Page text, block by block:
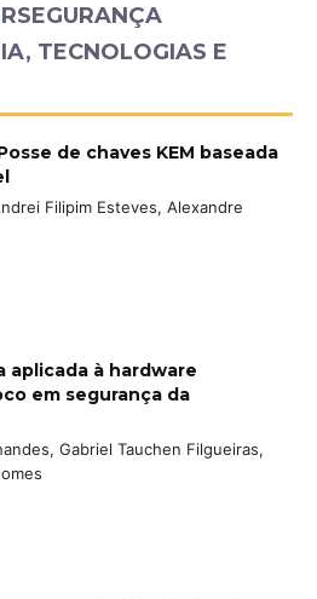
TECNOLOGIAS E
de chaves KEM baseada
Filipim Esteves, Alexandre
aplicada à hardware
em segurança da
Gabriel Tauchen Filgueiras,